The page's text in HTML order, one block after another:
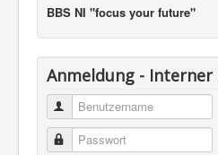
BBS NI "focus your future"
Anmeldung - Interner
Benutzername
Passwort